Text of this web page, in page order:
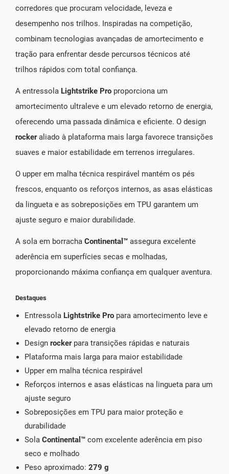
corredores que procuram velocidade, leveza e
desempenho nos trilhos. Inspiradas na competição,
combinam tecnologias avançadas de amortecimento e
tração para enfrentar desde percursos técnicos até
trilhos rápidos com total confiança.
A entressola Lightstrike Pro proporciona um
amortecimento ultraleve e um elevado retorno de energia,
oferecendo uma passada dinâmica e eficiente. O design
rockeraliado à plataforma mais larga favorece transições
suaves e maior estabilidade em terrenos irregulares.
O upper em malha técnica respirável mantém os pés
frescos, enquanto os reforços internos, as asas elásticas
da lingueta e as sobreposições em TPU garantem um
ajuste seguro e maior durabilidade.
A sola em borracha Continental™ assegura excelente
aderência em superfícies secas e molhadas,
proporcionando máxima confiança em qualquer aventura.
Destaques
Entressola Lightstrike Pro para amortecimento leve e
elevado retorno de energia
Design rockerpara transições rápidas e naturais
Plataforma mais larga para maior estabilidade
Upper em malha técnica respirável
Reforços internos e asas elásticas na lingueta para um
ajuste seguro
Sobreposições em TPU para maior proteção e
durabilidade
Sola Continental™ com excelente aderência em piso
seco e molhado
Peso aproximado: 279 g